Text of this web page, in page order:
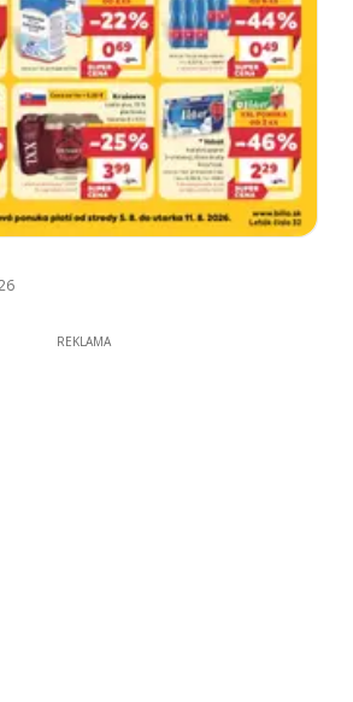
REKLAMA